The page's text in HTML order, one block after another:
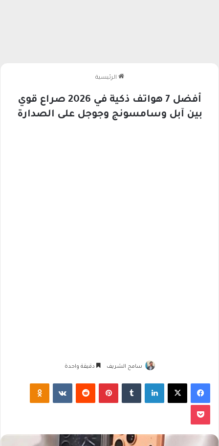
الرئيسية
أفضل 7 هواتف ذكية في 2026 صراع قوي
بين آبل وسامسونج وجوجل على الصدارة
سامح الشريف دقيقة واحدة
فيسبوك لينكدإن بينتيريست